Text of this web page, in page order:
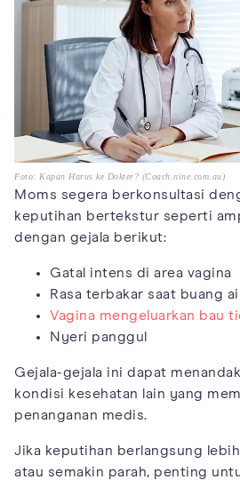
Foto: Kapan Harus ke Dokter? (Coach.nine.com.au)
Moms segera berkonsultasi
keputihan bertekstur seperti
dengan gejala berikut:
Gatal intens di area vagina
Rasa terbakar saat buang
Vagina mengeluarkan bau
Nyeri panggul
Gejala-gejala ini dapat
kondisi kesehatan lain yang
penanganan medis.
Jika keputihan berlangsung
atau semakin parah, penting